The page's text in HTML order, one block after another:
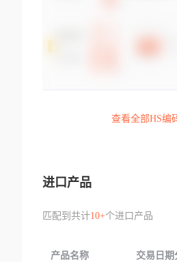
查看全部HS编
进口产品
匹配到共计10+个进口产品
产品名称 交易日期